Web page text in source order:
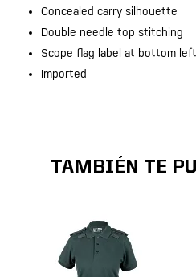
Concealed carry silhouette
Double needle top stitching
Scope flag label at bottom
Imported
TAMBIÉN TE